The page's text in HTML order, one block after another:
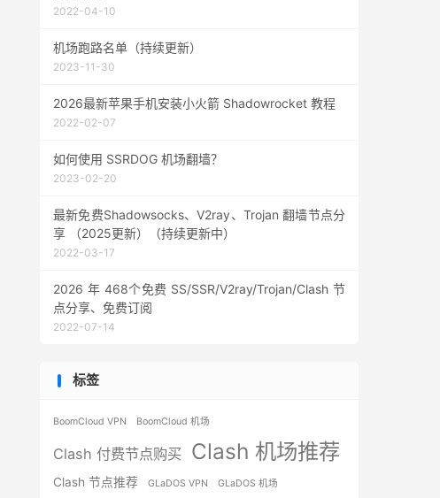
2022-04-10
机场跑路名单（持续更新）
2023-11-30
2026最新苹果手机安装小火箭 Shadowrocket 教程
2022-02-07
如何使用 SSRDOG 机场翻墙？
2023-02-20
最新免费Shadowsocks、V2ray、Trojan 翻墙节点分
享 （2025更新）（持续更新中）
2022-03-17
2026 年 468个免费 SS/SSR/V2ray/Trojan/Clash 节
点分享、免费订阅
2022-07-14
标签
BoomCloud VPN BoomCloud 机场
Clash 付费节点购买 Clash 机场推荐
Clash 节点推荐 GLaDOS VPN GLaDOS 机场